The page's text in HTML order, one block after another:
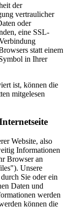
der
vertraulicher
oder
eine SSL-
statt einem
in Ihrer
ist, können die
mitgelesen
Website, also
Informationen
Browser an
Unsere
Sie oder ein
Daten und
werden
können die